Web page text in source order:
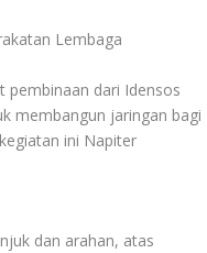
Lembaga
pembinaan dari Idensos
membangun jaringan bagi
ini Napiter
dan arahan, atas